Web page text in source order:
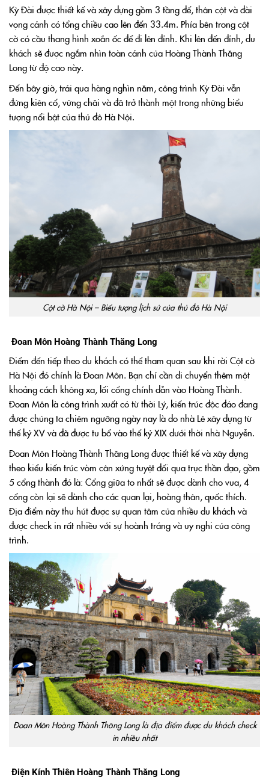
Kỳ Đài được thiết kế và xây dựng gồm 3 tầng đế, thân cột và đài
vọng cảnh có tổng chiều cao lên đến 33.4m. Phía bên trong cột
cờ có cầu thang hình xoắn ốc để đi lên đỉnh. Khi lên đến đỉnh, du
khách sẽ được ngắm nhìn toàn cảnh của Hoàng Thành Thăng
Long từ độ cao này.
Đến bây giờ, trải qua hàng nghìn năm, công trình Kỳ Đài vẫn
đứng kiên cố, vững chãi và đã trở thành một trong những biểu
tượng nổi bật của thủ đô Hà Nội.
Cột cờ Hà Nội – Biểu tượng lịch sử của thủ đô Hà Nội
Đoan Môn Hoàng Thành Thăng Long
Điểm đến tiếp theo du khách có thể tham quan sau khi rời Cột cờ
Hà Nội đó chính là Đoan Môn. Bạn chỉ cần di chuyển thêm một
khoảng cách không xa, lối cổng chính dẫn vào Hoàng Thành.
Đoan Môn là công trình xuất có từ thời Lý, kiến trúc độc đáo đang
được chúng ta chiêm ngưỡng ngày nay là do nhà Lê xây dựng từ
thế kỷ XV và đã được tu bổ vào thế kỷ XIX dưới thời nhà Nguyễn.
Đoan Môn Hoàng Thành Thăng Long được thiết kế và xây dựng
theo kiểu kiến trúc vòm cân xứng tuyệt đối qua trục thần đạo, gồm
5 cổng thành đó là: Cổng giữa to nhất sẽ được dành cho vua, 4
cổng còn lại sẽ dành cho các quan lại, hoàng thân, quốc thích.
Địa điểm này thu hút được sự quan tâm của nhiều du khách và
được check in rất nhiều với sự hoành tráng và uy nghi của công
trình.
Đoan Môn Hoàng Thành Thăng Long là địa điểm được du khách check
in nhiều nhất
Điện Kính Thiên Hoàng Thành Thăng Long